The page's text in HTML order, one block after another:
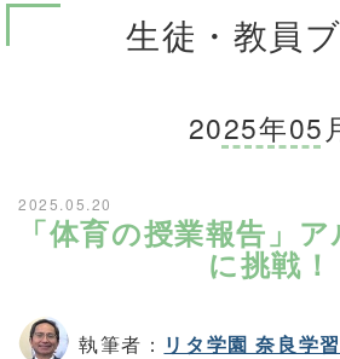
生徒・教員
2025年05
2025.05.20
「体育の授業報告」
に挑戦！
執筆者： リタ学園 奈良学